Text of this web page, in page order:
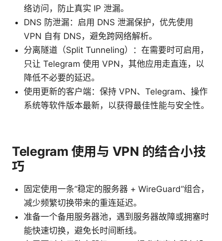
络访问，防止真实 IP 泄漏。
DNS 防泄漏：启用 DNS 泄漏保护，优先使用
VPN 自有 DNS，避免跨网络解析。
分离隧道（Split Tunneling）：在需要时可启用，
只让 Telegram 使用 VPN，其他应用走直连，以
降低不必要的延迟。
使用更新的客户端：保持 VPN、Telegram、操作
系统等软件版本最新，以获得最佳性能与安全性。
Telegram 使用与 VPN 的结合小技
巧
固定使用一条“稳定的服务器 + WireGuard”组合，
减少频繁切换带来的重连延迟。
准备一个备用服务器池，遇到服务器故障或拥塞时
能快速切换，避免长时间断线。